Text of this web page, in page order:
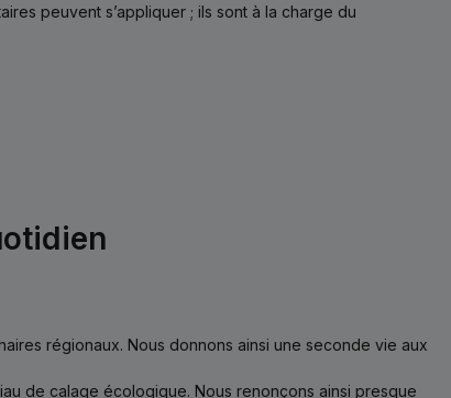
peuvent s’appliquer ; ils sont à la charge du
régionaux. Nous donnons ainsi une seconde vie aux
de calage écologique. Nous renonçons ainsi presque